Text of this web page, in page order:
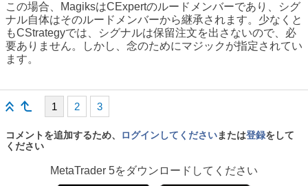
この場合、MagiksはCExpertのルードメンバーであり、シグ
ナル自体はそのルードメンバーから継承されます。少なくと
もCStrategyでは、シグナルは保留注文を出さないので、必
要ありません。しかし、念のためにマジックが指定されてい
ます。
1 2 3
コメントを追加するため、 ログインしてくださいまたは登録をして
ください
MetaTrader 5をダウンロードしてください